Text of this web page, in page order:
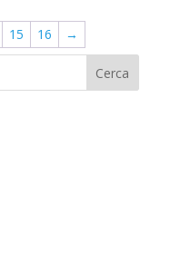
15 16 →
Cerca